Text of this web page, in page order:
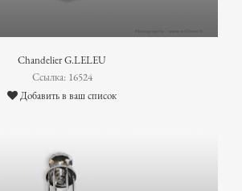
Chandelier G.LELEU
Ссылка: 16524
Добавить в ваш список